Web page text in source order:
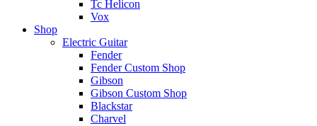
Tc Helicon
Vox
Shop
Electric Guitar
Fender
Fender Custom Shop
Gibson
Gibson Custom Shop
Blackstar
Charvel